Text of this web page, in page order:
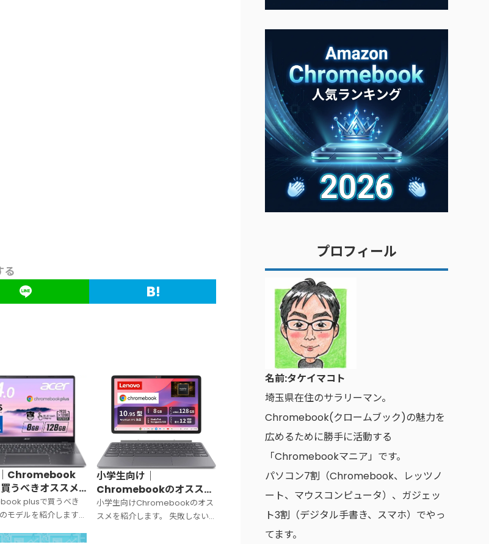
る
Chromebook
うべきオススメ
5選＋海外モデル1
plusで買うべき
モデルを紹介します。
小学生向け｜
Chromebookのオススメ
を紹介｜頑丈さが命！
【2026年版】
小学生向けChromebookのオス
スメを紹介します。 失敗しない
プロフィール
名前:タケイマコト
埼玉県在住のサラリーマン。
Chromebook(クロームブック)の魅力を
広めるために勝手に活動する
「Chromebookマニア」です。
パソコン7割（Chromebook、レッツノ
ート、マウスコンピュータ）、ガジェッ
ト3割（デジタル手書き、スマホ）でやっ
てます。